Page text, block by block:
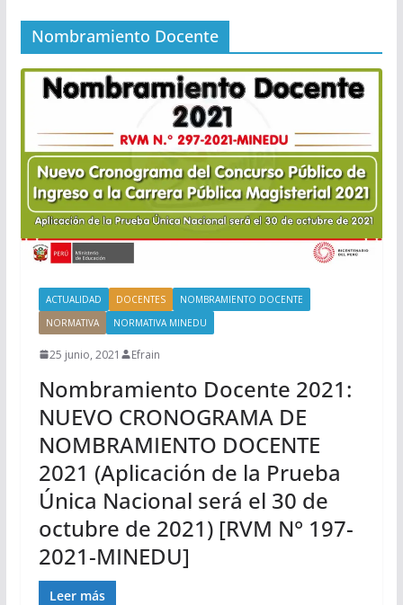
Nombramiento Docente
ACTUALIDAD DOCENTES
NOMBRAMIENTO DOCENTE
NORMATIVA
NORMATIVA MINEDU
25 junio, 2021 Efrain
Nombramiento Docente 2021:
NUEVO CRONOGRAMA DE
NOMBRAMIENTO DOCENTE
2021 (Aplicación de la Prueba
Única Nacional será el 30 de
octubre de 2021) [RVM N° 197-
2021-MINEDU]
Leer más